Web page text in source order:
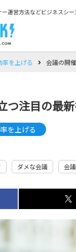
運営方法などビジネスシ
率を上げる 会議の開
つ注目の最
を上げる
ダメな会議 会